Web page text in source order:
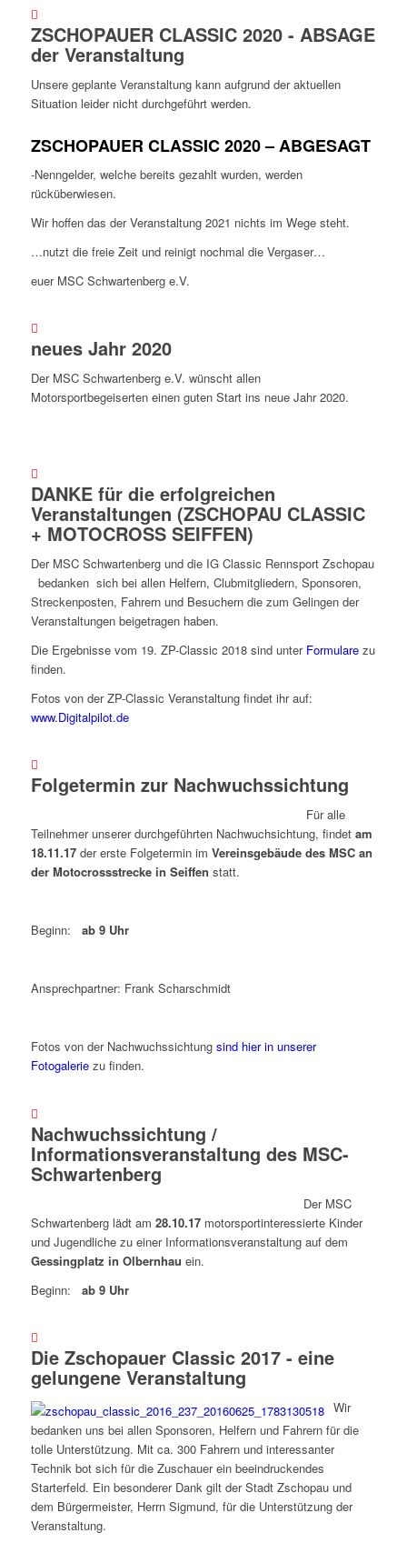
ZSCHOPAUER CLASSIC 2020 - ABSAGE
der Veranstaltung
Unsere geplante Veranstaltung kann aufgrund der aktuellen
Situation leider nicht durchgeführt werden.
ZSCHOPAUER CLASSIC 2020 – ABGESAGT
-Nenngelder, welche bereits gezahlt wurden, werden
rücküberwiesen.
Wir hoffen das der Veranstaltung 2021 nichts im Wege steht.
…nutzt die freie Zeit und reinigt nochmal die Vergaser…
euer MSC Schwartenberg e.V.
neues Jahr 2020
Der MSC Schwartenberg e.V. wünscht allen
Motorsportbegeiserten einen guten Start ins neue Jahr 2020.
DANKE für die erfolgreichen
Veranstaltungen (ZSCHOPAU CLASSIC
+ MOTOCROSS SEIFFEN)
Der MSC Schwartenberg und die IG Classic Rennsport Zschopau
bedanken sich bei allen Helfern, Clubmitgliedern, Sponsoren,
Streckenposten, Fahrern und Besuchern die zum Gelingen der
Veranstaltungen beigetragen haben.
Die Ergebnisse vom 19. ZP-Classic 2018 sind unter Formularezu
finden.
Fotos von der ZP-Classic Veranstaltung findet ihr auf:
www.Digitalpilot.de
Folgetermin zur Nachwuchssichtung
Für alle
Teilnehmer unserer durchgeführten Nachwuchsichtung, findet am
18.11.17der erste Folgetermin im Vereinsgebäude des MSC an
der Motocrossstrecke in Seiffen statt.
Beginn: ab 9 Uhr
Ansprechpartner: Frank Scharschmidt
Fotos von der Nachwuchssichtung sind hier in unserer
Fotogaleriezu finden.
Nachwuchssichtung /
Informationsveranstaltung des MSC-
Schwartenberg
Der MSC
Schwartenberg lädt am 28.10.17motorsportinteressierte Kinder
und Jugendliche zu einer Informationsveranstaltung auf dem
Gessingplatz in Olbernhau ein.
Beginn: ab 9 Uhr
Die Zschopauer Classic 2017 - eine
gelungene Veranstaltung
Wir
bedanken uns bei allen Sponsoren, Helfern und Fahrern für die
tolle Unterstützung. Mit ca. 300 Fahrern und interessanter
Technik bot sich für die Zuschauer ein beeindruckendes
Starterfeld. Ein besonderer Dank gilt der Stadt Zschopau und
dem Bürgermeister, Herrn Sigmund, für die Unterstützung der
Veranstaltung.